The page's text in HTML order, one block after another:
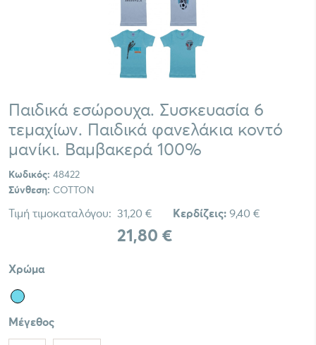
Παιδικά εσώρουχα. Συσκευασία 6
τεμαχίων. Παιδικά φανελάκια κοντό
μανίκι. Βαμβακερά 100%
Κωδικός: 48422
Σύνθεση: COTTON
Τιμή τιμοκαταλόγου: 31,20 €
21,80 €
Κερδίζεις: 9,40 €
Χρώμα
Μέγεθος